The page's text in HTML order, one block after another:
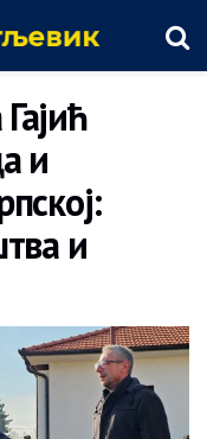
и
и